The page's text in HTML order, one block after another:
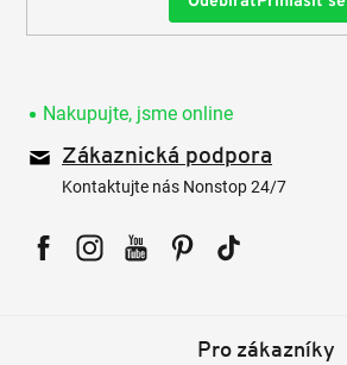
Nakupujte, jsme online
Zákaznická podpora
Kontaktujte nás Nonstop 24/7
Pro zákazníky